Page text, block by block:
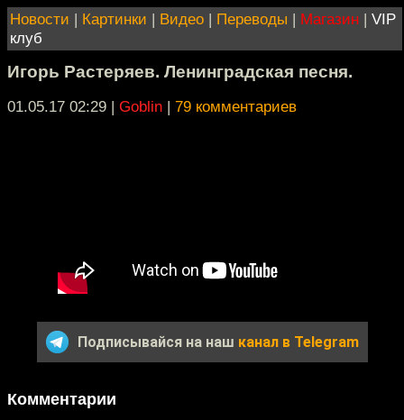
Новости | Картинки | Видео | Переводы | Магазин | VIP
клуб
Игорь Растеряев. Ленинградская песня.
01.05.17 02:29 | Goblin | 79 комментариев
Подписывайся на наш канал в Telegram
Комментарии